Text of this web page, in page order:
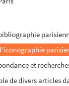
et
de divers articles